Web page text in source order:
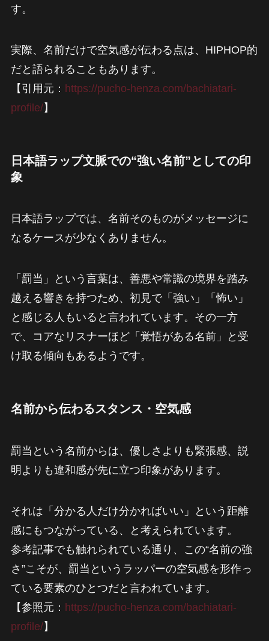
す。
実際、名前だけで空気感が伝わる点は、HIPHOP的
だと語られることもあります。
【引用元： https://pucho-henza.com/bachiatari-
profile/】
日本語ラップ文脈での“強い名前”としての印
象
日本語ラップでは、名前そのものがメッセージに
なるケースが少なくありません。
「罰当」という言葉は、善悪や常識の境界を踏み
越える響きを持つため、初見で「強い」「怖い」
と感じる人もいると言われています。その一方
で、コアなリスナーほど「覚悟がある名前」と受
け取る傾向もあるようです。
名前から伝わるスタンス・空気感
罰当という名前からは、優しさよりも緊張感、説
明よりも違和感が先に立つ印象があります。
それは「分かる人だけ分かればいい」という距離
感にもつながっている、と考えられています。
参考記事でも触れられている通り、この“名前の強
さ”こそが、罰当というラッパーの空気感を形作っ
ている要素のひとつだと言われています。
【参照元： https://pucho-henza.com/bachiatari-
profile/】